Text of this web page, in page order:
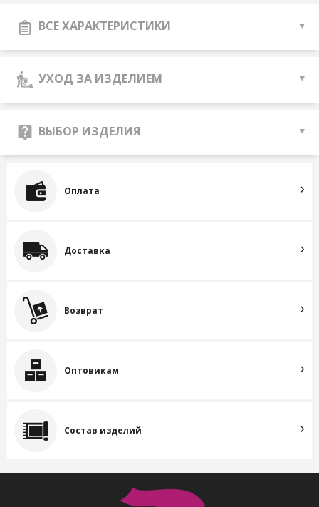
ВСЕ ХАРАКТЕРИСТИКИ
УХОД ЗА ИЗДЕЛИЕМ
ВЫБОР ИЗДЕЛИЯ
Оплата
Доставка
Возврат
Оптовикам
Состав изделий